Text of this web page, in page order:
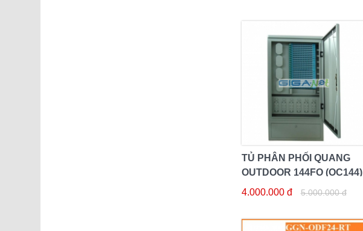
TỦ PHÂN PHỐI QUANG
OUTDOOR 144FO (OC144)
4.000.000 đ
5.000.000 đ